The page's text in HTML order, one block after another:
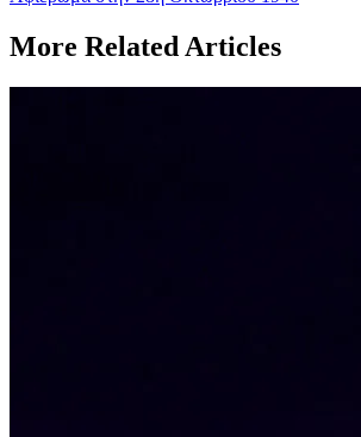
navigation
More Related Articles